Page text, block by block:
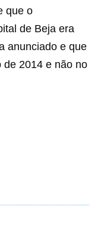
que o
de Beja era
anunciado e que
de 2014 e não no